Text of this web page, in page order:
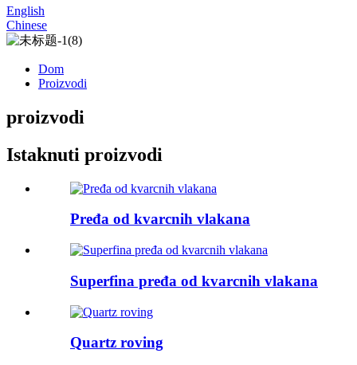
English
Chinese
Dom
Proizvodi
proizvodi
Istaknuti proizvodi
Pređa od kvarcnih vlakana
Superfina pređa od kvarcnih vlakana
Quartz roving